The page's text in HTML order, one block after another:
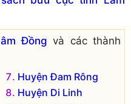
Đồng và các thành
Huyện Đam Rông
Huyện Di Linh